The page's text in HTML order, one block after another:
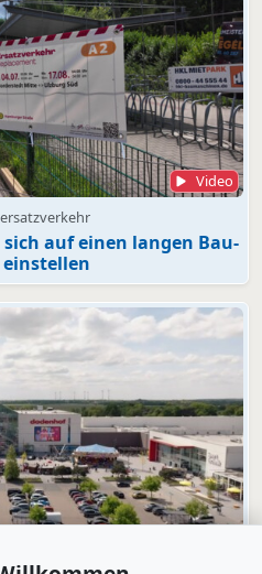
Video
auf einen langen Bau-
einstellen